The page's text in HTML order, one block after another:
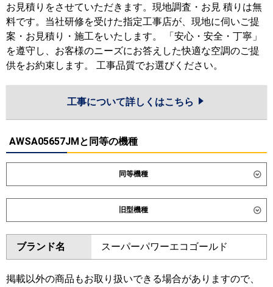
お見積りをさせていただきます。現地調査・お見 積りは無
料です。当社研修を受けた指定工事店が、現地に伺いご提
案・お見積り・施工をいたします。 「安心・安全・丁寧」
を遵守し、お客様のニーズにお答えした快適な空調のご提
供をお約束します。 工事品質でお選びください。
工事について詳しくはこちら
AWSA05657JMと同等の機種
同等機種
ダイキン SZRG56CNV SZRG56CV
東芝
GWSA05613JXU
GWSA05613JMUB
三菱電機 PLZ-ERMP56SL6 PLZ-
ERMP56SLE6
旧型機種
ダイキン SZRG56BYV SZRG56BYNV
SZRG56BJV SZRG56BJNV
SZRG56BFV SZRG56BFNV
SZRG56BCV SZRG56BCNV
ブランド名 スーパーパワーエコゴールド
掲載以外の商品もお取り扱いできる場合がありますので、